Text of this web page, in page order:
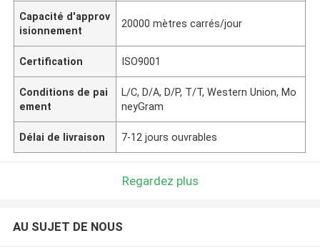
Capacité d'approv
isionnement
20000 mètres carrés/jour
Certification ISO9001
Conditions de pai
ement
L/C, D/A, D/P, T/T, Western Union, Mo
neyGram
Délai de livraison 7-12 jours ouvrables
Regardez plus
AU SUJET DE NOUS